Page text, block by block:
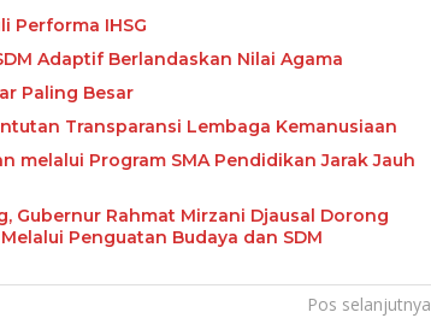
Performa IHSG
Adaptif Berlandaskan Nilai Agama
Paling Besar
Transparansi Lembaga Kemanusiaan
melalui Program SMA Pendidikan Jarak Jauh
Gubernur Rahmat Mirzani Djausal Dorong
Penguatan Budaya dan SDM
Pos selanjutnya